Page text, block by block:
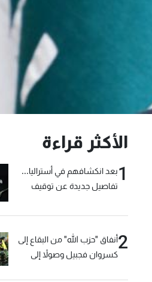
الأكثر قراءة
1بعد انكشافهم في أستراليا...
تفاصيل جديدة عن توقيف
2أنفاق "حزب الله" من البقاع إلى
كسروان فجبيل وصولاً إلى